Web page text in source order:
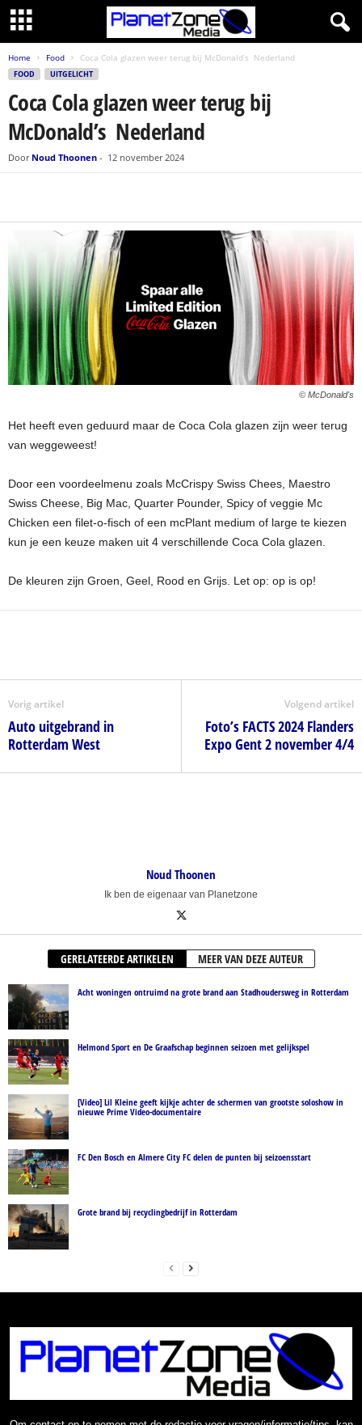
Home Food Coca Cola glazen weer terug bij McDonald’s Nederland
FOOD UITGELICHT
Coca Cola glazen weer terug bij
McDonald’s Nederland
Door Noud Thoonen - 12 november 2024
© McDonald's
Het heeft even geduurd maar de Coca Cola glazen zijn weer terug
van weggeweest!
Door een voordeelmenu zoals McCrispy Swiss Chees, Maestro
Swiss Cheese, Big Mac, Quarter Pounder, Spicy of veggie Mc
Chicken een filet-o-fisch of een mcPlant medium of large te kiezen
kun je een keuze maken uit 4 verschillende Coca Cola glazen.
De kleuren zijn Groen, Geel, Rood en Grijs. Let op: op is op!
Vorig artikel
Auto uitgebrand in
Rotterdam West
Volgend artikel
Foto’s FACTS 2024 Flanders
Expo Gent 2 november 4/4
Noud Thoonen
Ik ben de eigenaar van Planetzone
GERELATEERDE ARTIKELEN MEER VAN DEZE AUTEUR
Acht woningen ontruimd na grote brand aan Stadhoudersweg in Rotterdam
Helmond Sport en De Graafschap beginnen seizoen met gelijkspel
[Video] Lil Kleine geeft kijkje achter de schermen van grootste soloshow in
nieuwe Prime Video-documentaire
FC Den Bosch en Almere City FC delen de punten bij seizoensstart
Grote brand bij recyclingbedrijf in Rotterdam